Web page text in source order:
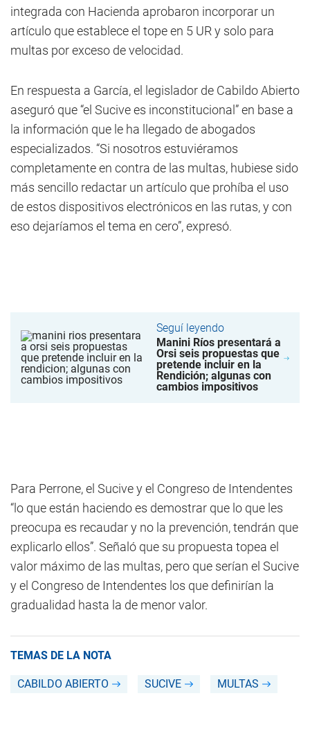
integrada con Hacienda aprobaron incorporar un
artículo que establece el tope en 5 UR y solo para
multas por exceso de velocidad.
En respuesta a García, el legislador de Cabildo Abierto
aseguró que “el Sucive es inconstitucional” en base a
la información que le ha llegado de abogados
especializados. “Si nosotros estuviéramos
completamente en contra de las multas, hubiese sido
más sencillo redactar un artículo que prohíba el uso
de estos dispositivos electrónicos en las rutas, y con
eso dejaríamos el tema en cero”, expresó.
Seguí leyendo
Manini Ríos presentará a
Orsi seis propuestas que
pretende incluir en la
Rendición; algunas con
cambios impositivos
Para Perrone, el Sucive y el Congreso de Intendentes
“lo que están haciendo es demostrar que lo que les
preocupa es recaudar y no la prevención, tendrán que
explicarlo ellos”. Señaló que su propuesta topea el
valor máximo de las multas, pero que serían el Sucive
y el Congreso de Intendentes los que definirían la
gradualidad hasta la de menor valor.
TEMAS DE LA NOTA
CABILDO ABIERTO SUCIVE MULTAS